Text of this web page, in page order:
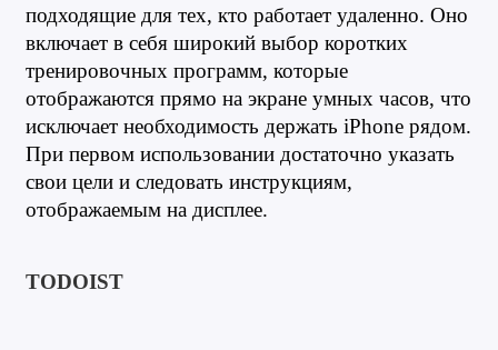
подходящие для тех, кто работает удаленно. Оно
включает в себя широкий выбор коротких
тренировочных программ, которые
отображаются прямо на экране умных часов, что
исключает необходимость держать iPhone рядом.
При первом использовании достаточно указать
свои цели и следовать инструкциям,
отображаемым на дисплее.
TODOIST